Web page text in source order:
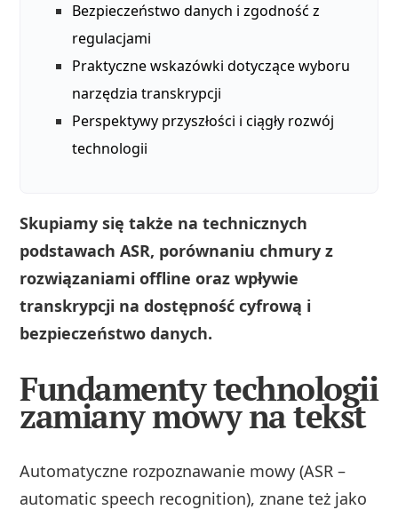
Bezpieczeństwo danych i zgodność z
regulacjami
Praktyczne wskazówki dotyczące wyboru
narzędzia transkrypcji
Perspektywy przyszłości i ciągły rozwój
technologii
Skupiamy się także na technicznych
podstawach ASR, porównaniu chmury z
rozwiązaniami offline oraz wpływie
transkrypcji na dostępność cyfrową i
bezpieczeństwo danych.
Fundamenty technologii
zamiany mowy na tekst
Automatyczne rozpoznawanie mowy (ASR –
automatic speech recognition), znane też jako